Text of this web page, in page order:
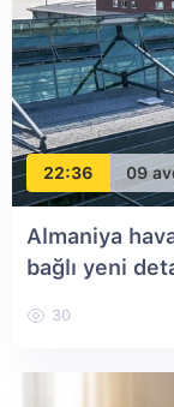
22:36 09
Almaniya
bağlı yeni
30